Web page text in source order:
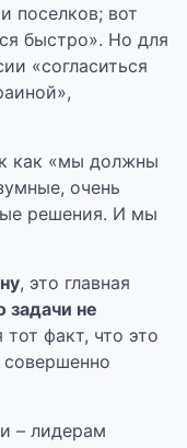
поселков; вот
быстро». Но для
«согласиться
как «мы должны
очень
решения. И мы
, это главная
задачи не
факт, что это
– лидерам